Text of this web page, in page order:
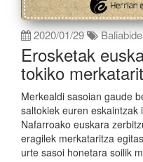
2020/01/29
Erosketak
tokiko
Merkealdi sasoian gaude
saltokiek euren
Nafarroako euskara
eragilek merkataritza
urte sasoi honetara soilik